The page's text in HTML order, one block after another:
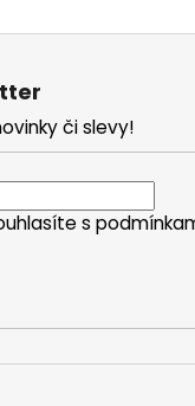
či slevy!
s